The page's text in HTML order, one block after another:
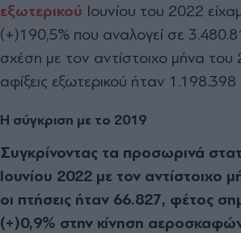
εξωτερικού Ιουνίου του 2022
(+)190,5% που αναλογεί σε
σχέση με τον αντίστοιχο μήνα του
αφίξεις εξωτερικού ήταν 1.198.398
Η σύγκριση με το 2019
Συγκρίνοντας τα προσωρινά
Ιουνίου 2022 με τον αντίστοιχο
οι πτήσεις ήταν 66.827, φέτος
(+)0,9% στην κίνηση